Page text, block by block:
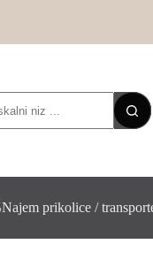
Najem prikolice /